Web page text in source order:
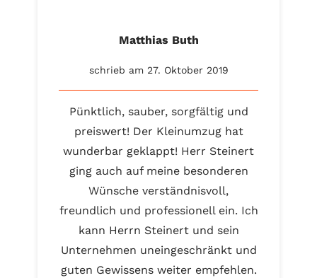
Matthias Buth
schrieb am 27. Oktober 2019
Pünktlich, sauber, sorgfältig und
preiswert! Der Kleinumzug hat
wunderbar geklappt! Herr Steinert
ging auch auf meine besonderen
Wünsche verständnisvoll,
freundlich und professionell ein. Ich
kann Herrn Steinert und sein
Unternehmen uneingeschränkt und
guten Gewissens weiter empfehlen.